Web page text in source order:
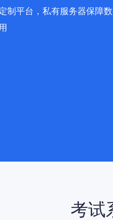
制平台，私有服务器保障
考试